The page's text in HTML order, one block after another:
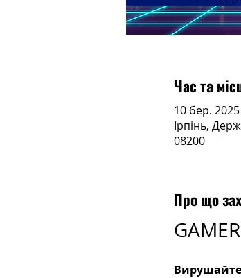
Час та
10 бер.
Ірпінь,
08200
Про що
Вирушайте